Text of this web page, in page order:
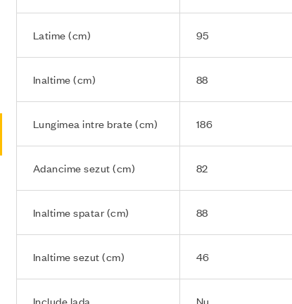
Latime (cm) 95
Inaltime (cm) 88
Lungimea intre brate (cm) 186
Adancime sezut (cm) 82
Inaltime spatar (cm) 88
Inaltime sezut (cm) 46
Include lada Nu